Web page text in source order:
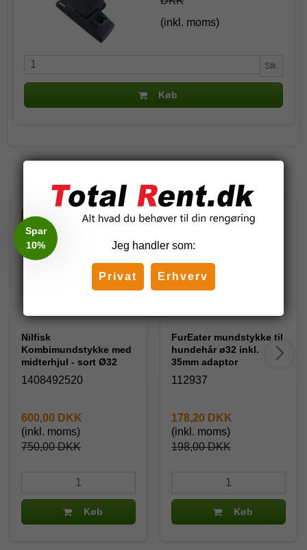
(inkl. moms)
Stk.
Køb
-20%
Nilfisk
Kombimundstykke med
midterhjul - sort Ø32
1408492520
750,00 DKK
600,00 DKK
(inkl. moms)
Køb
-10%
FurEater mundstykke til
hundehår ø32 inkl.
35mm adaptor
112937
198,00 DKK
178,20 DKK
(inkl. moms)
Køb
Jeg handler som:
Privat Erhverv
Spar
10%